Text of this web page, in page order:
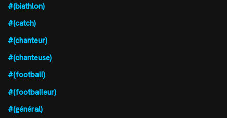
#(biathlon)
#(catch)
#(chanteur)
#(chanteuse)
#(football)
#(footballeur)
#(général)